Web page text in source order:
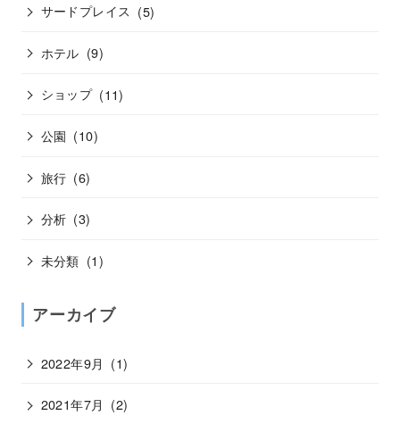
サードプレイス (5)
ホテル (9)
ショップ (11)
公園 (10)
旅行 (6)
分析 (3)
未分類 (1)
アーカイブ
2022年9月 (1)
2021年7月 (2)